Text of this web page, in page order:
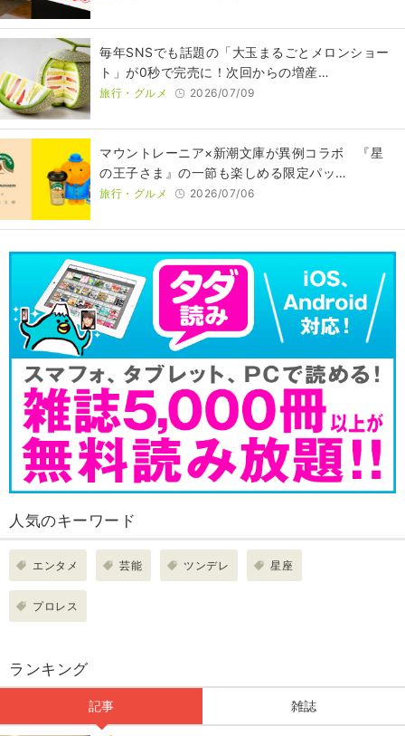
毎年SNSでも話題の「大玉まるごとメロンショー
ト」が0秒で完売に！次回からの増産…
旅行・グルメ 2026/07/09
マウントレーニア×新潮文庫が異例コラボ 『星
の王子さま』の一節も楽しめる限定パッ…
旅行・グルメ 2026/07/06
人気のキーワード
エンタメ 芸能 ツンデレ 星座
プロレス
ランキング
記事 雑誌